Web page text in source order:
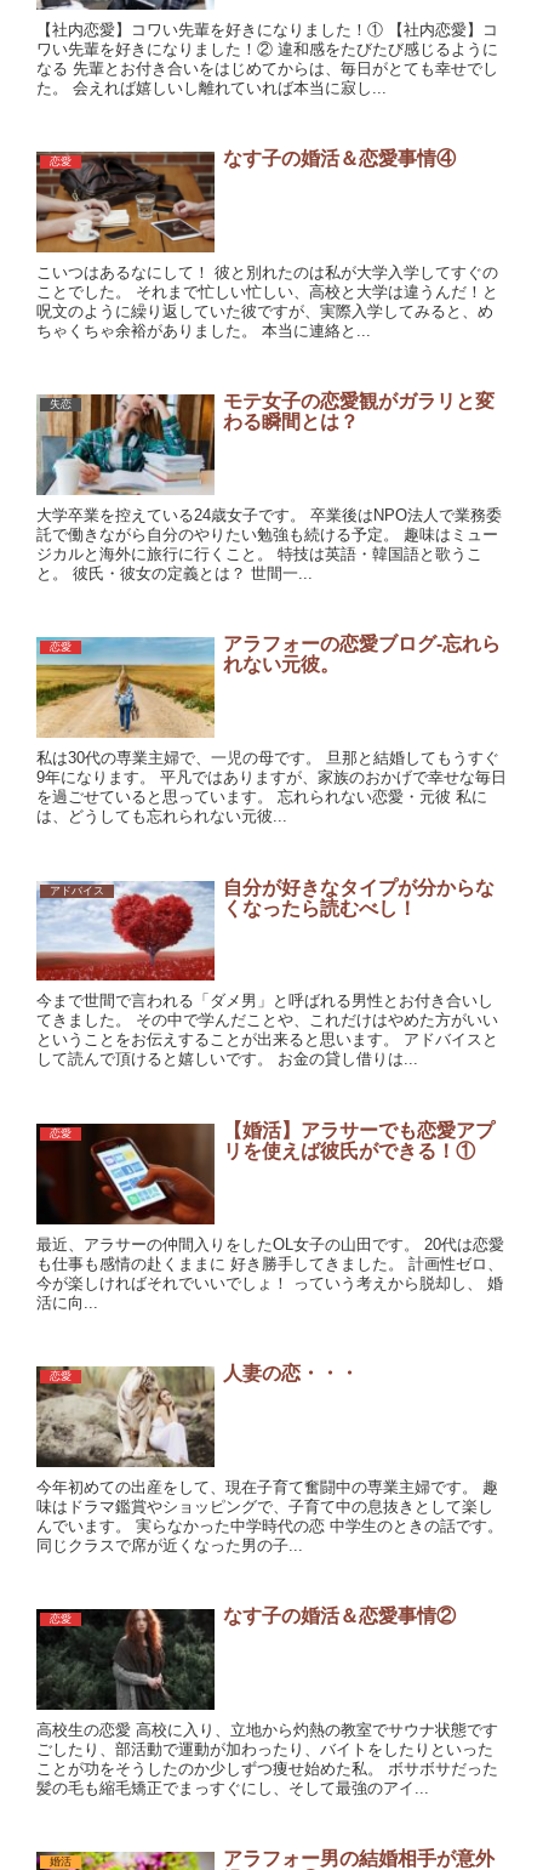
【社内恋愛】コワい先輩を好きになりました！① 【社内恋愛】コ
ワい先輩を好きになりました！② 違和感をたびたび感じるように
なる 先輩とお付き合いをはじめてからは、毎日がとても幸せでし
た。 会えれば嬉しいし離れていれば本当に寂し...
恋愛 なす子の婚活＆恋愛事情④
こいつはあるなにして！ 彼と別れたのは私が大学入学してすぐの
ことでした。 それまで忙しい忙しい、高校と大学は違うんだ！と
呪文のように繰り返していた彼ですが、実際入学してみると、め
ちゃくちゃ余裕がありました。 本当に連絡と...
失恋
モテ女子の恋愛観がガラリと変
わる瞬間とは？
大学卒業を控えている24歳女子です。 卒業後はNPO法人で業務委
託で働きながら自分のやりたい勉強も続ける予定。 趣味はミュー
ジカルと海外に旅行に行くこと。 特技は英語・韓国語と歌うこ
と。 彼氏・彼女の定義とは？ 世間一...
恋愛
アラフォーの恋愛ブログ-忘れら
れない元彼。
私は30代の専業主婦で、一児の母です。 旦那と結婚してもうすぐ
9年になります。 平凡ではありますが、家族のおかげで幸せな毎日
を過ごせていると思っています。 忘れられない恋愛・元彼 私に
は、どうしても忘れられない元彼...
アドバイス
自分が好きなタイプが分からな
くなったら読むべし！
今まで世間で言われる「ダメ男」と呼ばれる男性とお付き合いし
てきました。 その中で学んだことや、これだけはやめた方がいい
ということをお伝えすることが出来ると思います。 アドバイスと
して読んで頂けると嬉しいです。 お金の貸し借りは...
恋愛
【婚活】アラサーでも恋愛アプ
リを使えば彼氏ができる！①
最近、アラサーの仲間入りをしたOL女子の山田です。 20代は恋愛
も仕事も感情の赴くままに 好き勝手してきました。 計画性ゼロ、
今が楽しければそれでいいでしょ！ っていう考えから脱却し、 婚
活に向...
恋愛 人妻の恋・・・
今年初めての出産をして、現在子育て奮闘中の専業主婦です。 趣
味はドラマ鑑賞やショッピングで、子育て中の息抜きとして楽し
んでいます。 実らなかった中学時代の恋 中学生のときの話です。
同じクラスで席が近くなった男の子...
恋愛 なす子の婚活＆恋愛事情②
高校生の恋愛 高校に入り、立地から灼熱の教室でサウナ状態です
ごしたり、部活動で運動が加わったり、バイトをしたりといった
ことが功をそうしたのか少しずつ痩せ始めた私。 ボサボサだった
髪の毛も縮毛矯正でまっすぐにし、そして最強のアイ...
婚活
アラフォー男の結婚相手が意外